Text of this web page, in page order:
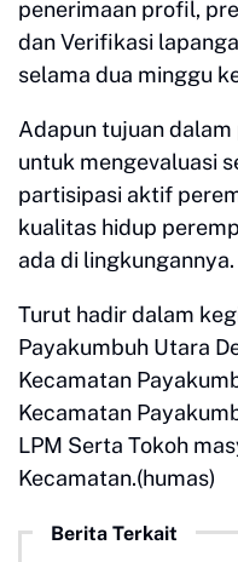
penerimaan profil,
dan Verifikasi
selama dua minggu
Adapun tujuan
untuk mengevaluasi
partisipasi aktif
kualitas hidup
ada di lingkungannya.
Turut hadir dalam
Payakumbuh Utara
Kecamatan
Kecamatan
LPM Serta Tokoh
Kecamatan.(humas)
Berita Terkait